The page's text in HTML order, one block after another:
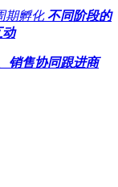
期孵化 不同阶段的
动
销售协同跟进商